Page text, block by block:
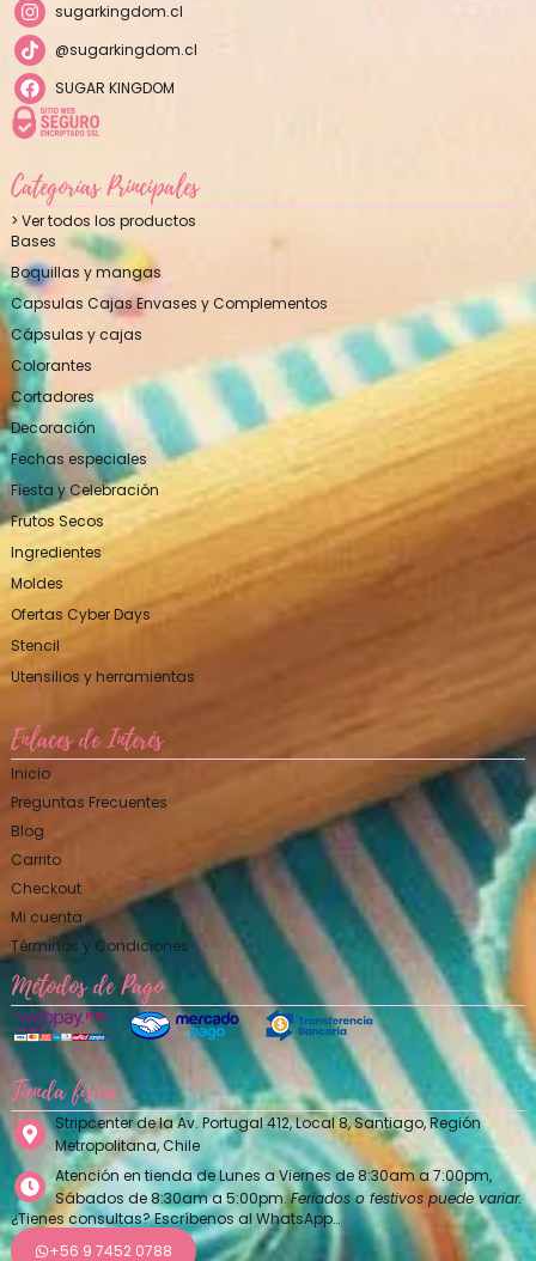
sugarkingdom.cl
@sugarkingdom.cl
SUGAR KINGDOM
Categorías Principales
> Ver todos los productos
Bases
Boquillas y mangas
Capsulas Cajas Envases y Complementos
Cápsulas y cajas
Colorantes
Cortadores
Decoración
Fechas especiales
Fiesta y Celebración
Frutos Secos
Ingredientes
Moldes
Ofertas Cyber Days
Stencil
Utensilios y herramientas
Enlaces de Interés
Inicio
Preguntas Frecuentes
Blog
Carrito
Checkout
Mi cuenta
Términos y Condiciones
Métodos de Pago
Tienda física
Stripcenter de la Av. Portugal 412, Local 8, Santiago, Región
Metropolitana, Chile
Atención en tienda de Lunes a Viernes de 8:30am a 7:00pm,
Sábados de 8:30am a 5:00pm.Feriados o festivos puede variar.
¿Tienes consultas? Escríbenos al WhatsApp…
+56 9 7452 0788